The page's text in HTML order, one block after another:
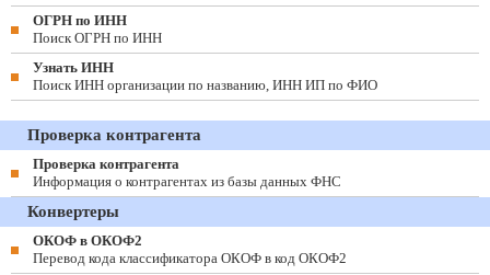
ОГРН по ИНН
Поиск ОГРН по ИНН
Узнать ИНН
Поиск ИНН организации по названию, ИНН ИП по ФИО
Проверка контрагента
Проверка контрагента
Информация о контрагентах из базы данных ФНС
Конвертеры
ОКОФ в ОКОФ2
Перевод кода классификатора ОКОФ в код ОКОФ2